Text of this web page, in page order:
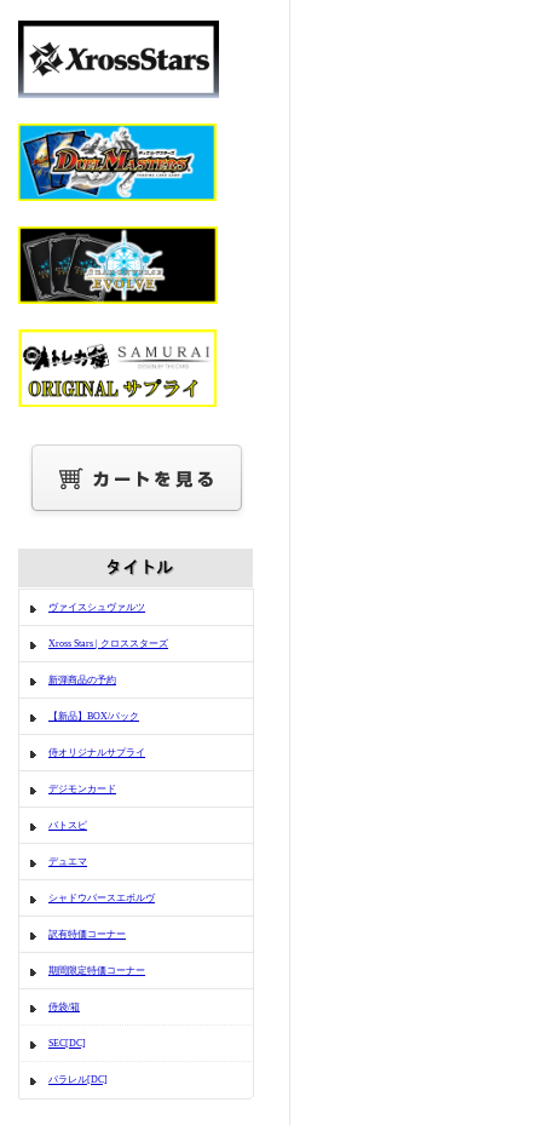
ヴァイスシュヴァルツ
Xross Stars | クロススターズ
新弾商品の予約
【新品】BOX/パック
侍オリジナルサプライ
デジモンカード
バトスピ
デュエマ
シャドウバースエボルヴ
訳有特価コーナー
期間限定特価コーナー
侍袋/箱
SEC[DC]
パラレル[DC]